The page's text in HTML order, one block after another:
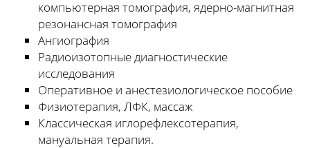
компьютерная томография, ядерно-магнитная
резонансная томография
Ангиография
Радиоизотопные диагностические
исследования
Оперативное и анестезиологическое пособие
Физиотерапия, ЛФК, массаж
Классическая иглорефлексотерапия,
мануальная терапия.